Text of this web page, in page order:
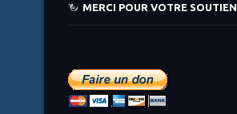
MERCI POUR VOTRE SOUTIEN